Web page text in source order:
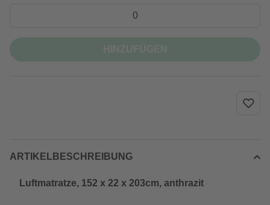
ARTIKELBESCHREIBUNG
Luftmatratze, 152 x 22 x 203cm, anthrazit